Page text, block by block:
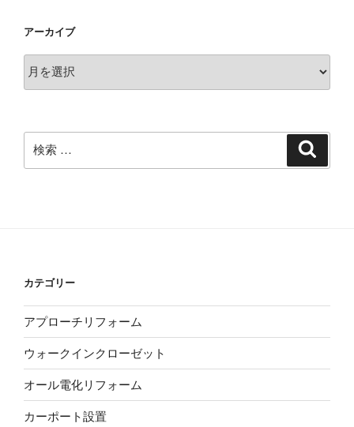
アーカイブ
ー
索:
カテゴリー
アプローチリフォーム
ウォークインクローゼット
オール電化リフォーム
カーポート設置